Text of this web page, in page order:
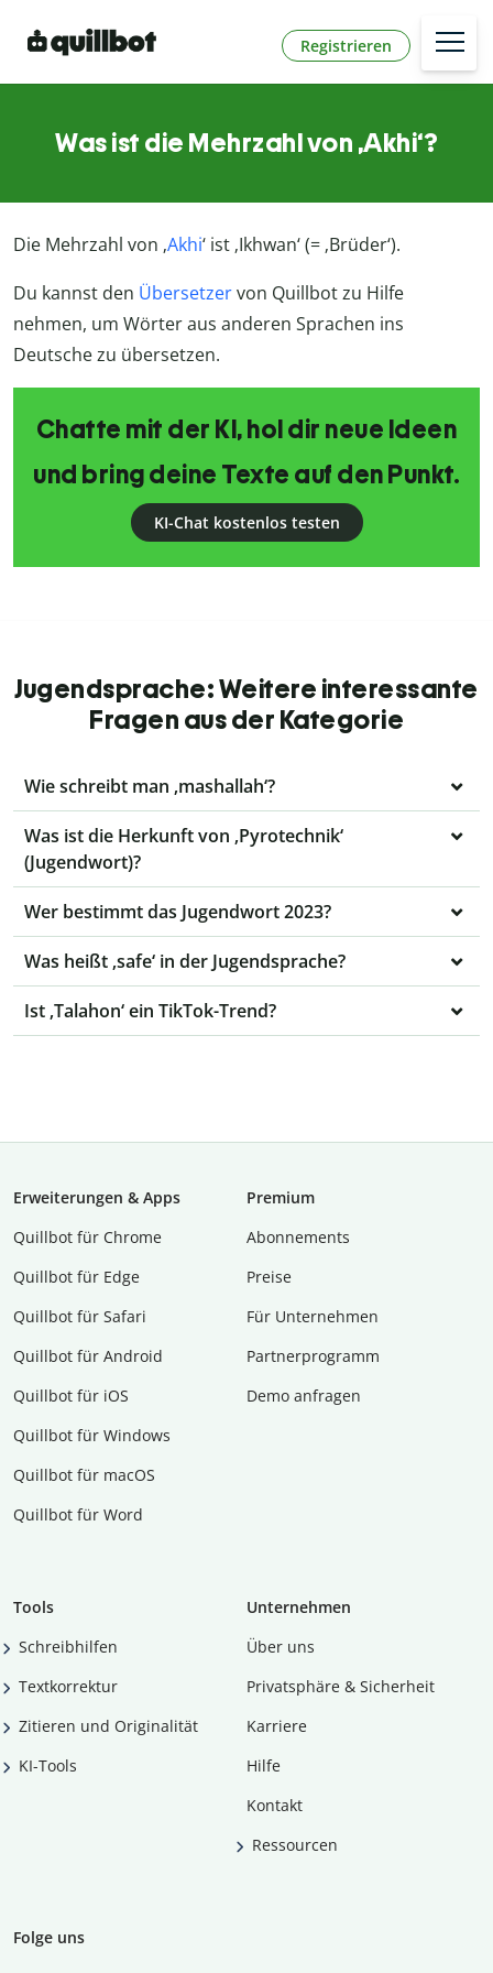
Registrieren
Was ist die Mehrzahl von ‚Akhi‘?
Die Mehrzahl von ‚Akhi‘ ist ‚Ikhwan‘ (= ‚Brüder‘).
Du kannst den Übersetzervon Quillbot zu Hilfe
nehmen, um Wörter aus anderen Sprachen ins
Deutsche zu übersetzen.
Chatte mit der KI, hol dir neue Ideen
und bring deine Texte auf den Punkt.
KI-Chat kostenlos testen
Jugendsprache: Weitere interessante
Fragen aus der Kategorie
Wie schreibt man ‚mashallah‘?
Was ist die Herkunft von ‚Pyrotechnik‘
(Jugendwort)?
Wer bestimmt das Jugendwort 2023?
Was heißt ‚safe‘ in der Jugendsprache?
Ist ‚Talahon‘ ein TikTok-Trend?
Erweiterungen & Apps
Quillbot für Chrome
Quillbot für Edge
Quillbot für Safari
Quillbot für Android
Quillbot für iOS
Quillbot für Windows
Quillbot für macOS
Quillbot für Word
Premium
Abon­ne­ments
Preise
Für Unternehmen
Partnerprogramm
Demo anfragen
Tools
Schreibhilfen
Textkorrektur
Zitieren und Originalität
KI-Tools
Unternehmen
Über uns
Privatsphäre & Sicherheit
Karriere
Hilfe
Kontakt
Ressourcen
Folge uns